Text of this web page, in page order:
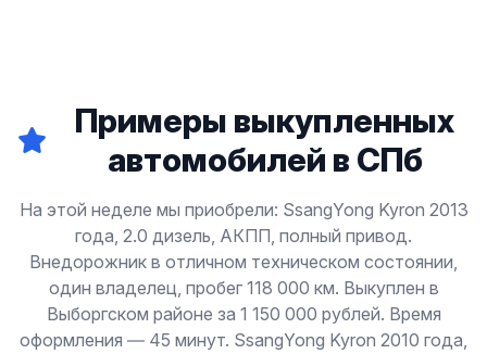
Примеры выкупленных
автомобилей в СПб
На этой неделе мы приобрели: SsangYong Kyron 2013
года, 2.0 дизель, АКПП, полный привод.
Внедорожник в отличном техническом состоянии,
один владелец, пробег 118 000 км. Выкуплен в
Выборгском районе за 1 150 000 рублей. Время
оформления — 45 минут. SsangYong Kyron 2010 года,